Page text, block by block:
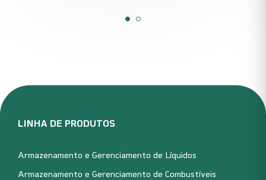
LINHA DE PRODUTOS
Armazenamento e Gerenciamento de Líquidos
Armazenamento e Gerenciamento de Combustíveis